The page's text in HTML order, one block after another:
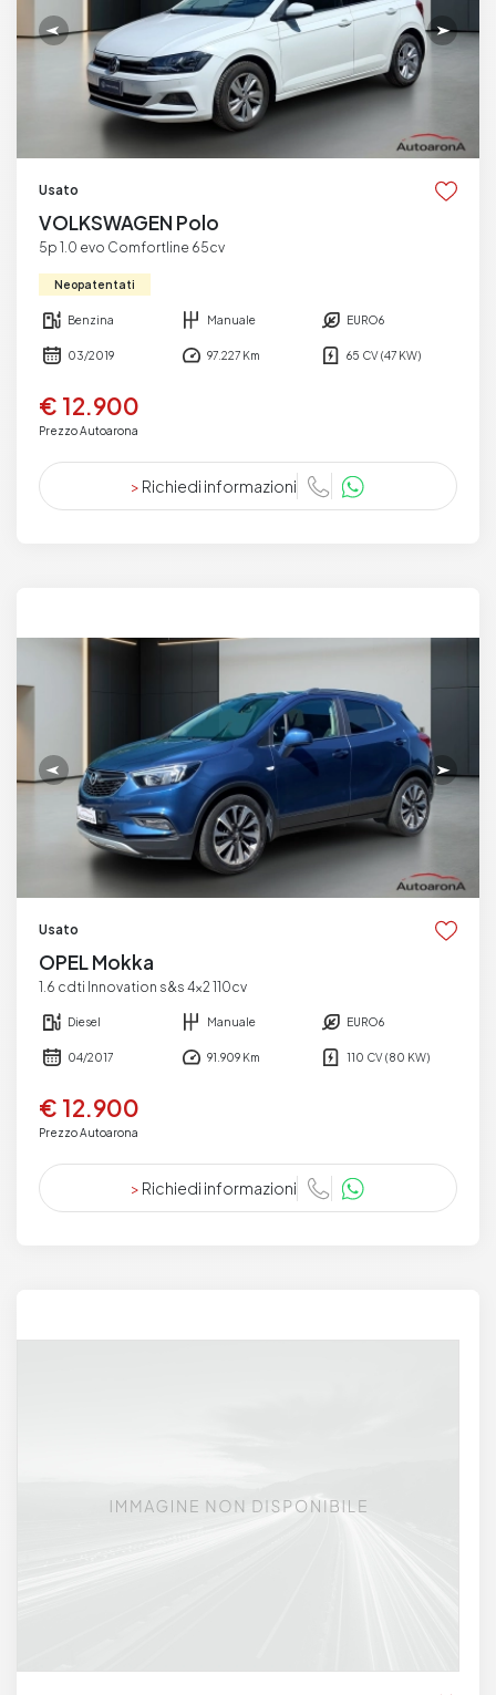
Usato
VOLKSWAGEN Polo
5p 1.0 evo Comfortline 65cv
Neopatentati
Benzina Manuale EURO6
03/2019 97.227 Km 65 CV (47 KW)
€ 12.900
Prezzo Autoarona
> Richiedi informazioni
Usato
OPEL Mokka
1.6 cdti Innovation s&s 4x2 110cv
Diesel Manuale EURO6
04/2017 91.909 Km 110 CV (80 KW)
€ 12.900
Prezzo Autoarona
> Richiedi informazioni